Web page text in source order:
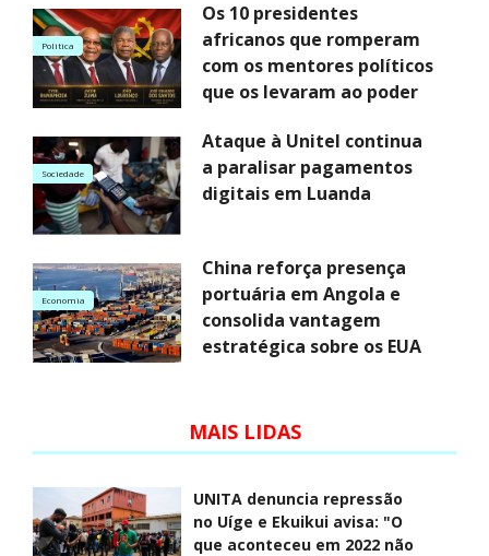
Politica
Os 10 presidentes
africanos que romperam
com os mentores políticos
que os levaram ao poder
Sociedade
Ataque à Unitel continua
a paralisar pagamentos
digitais em Luanda
Economia
China reforça presença
portuária em Angola e
consolida vantagem
estratégica sobre os EUA
MAIS LIDAS
UNITA denuncia repressão
no Uíge e Ekuikui avisa: "O
que aconteceu em 2022 não